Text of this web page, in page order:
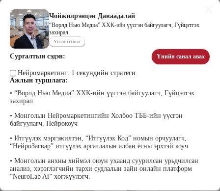
Чойжилрэнцэн Даваадалай
“Ворлд Нью Медиа” ХХК-ийн үүсгэн байгуулагч, Гүйцэтгэх
захирал
Үнэлгээ өгөх
Сургалтын сэдэв: Үнийн санал авах
Нейромаркетинг: 1 секундийн стратеги
Ажлын туршлага:
• “Ворлд Нью Медиа” ХХК-ийн үүсгэн байгуулагч, Гүйцэтгэх
захирал
• Монголын Нейромаркетингийн Холбоо ТББ-ийн үүсгэн
байгуулагч, Нейрокоуч
• Итгүүлэх мэргэжилтэн, “Итгүүлэх Код” номын орчуулагч,
“НейроЗагвар” итгүүлэх аргачлалын албан ёсны эрхтэй коуч
• Монголын анхны хиймэл оюун ухаанд суурилсан урьдчилсан
анализ, хэрэглэгчийн тархи судлалын зайн онлайн платформ
“NeuroLab Ai” хөгжүүлэгч.
Цэдэндамба Нарантуяа
Наран анд консалтинг” ХХК-ийн
гүйцэтгэх захирал, Манлайллын
трэйнер, олон улсын сургагч багш,
сэтгэлзүйч
Уранбор Сэмбэрүү
шинжилгээ үнэлгээний дарга
ISO4500; ISO9001 нэгдсэн
тогтолцооны хэрэгжүүлэгч
Энхбаатар Ичинхорлоо
үүсгэн байгуулагч, Зүрх сэтгэлийн
карьер сургалтын төвийн нийгмийн